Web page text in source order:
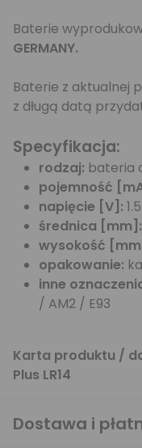
Baterie
GERMANY.
Baterie z aktualnej
z długą datą
Specyfikacja:
rodzaj: bateria
pojemność
napięcie [V]: 1.5
średnica [mm]:
wysokość
opakowanie:
inne
/ AM2 / E93
Karta produktu /
Plus LR14
Dostawa i